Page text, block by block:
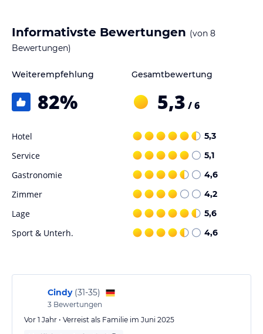
Informativste Bewertungen (von 8
Bewertungen)
Weiterempfehlung
82%
Gesamtbewertung
5,3 / 6
Hotel 5,3
Service 5,1
Gastronomie 4,6
Zimmer 4,2
Lage 5,6
Sport & Unterh. 4,6
Cindy (31-35)
3 Bewertungen
Vor 1 Jahr • Verreist als Familie im Juni 2025